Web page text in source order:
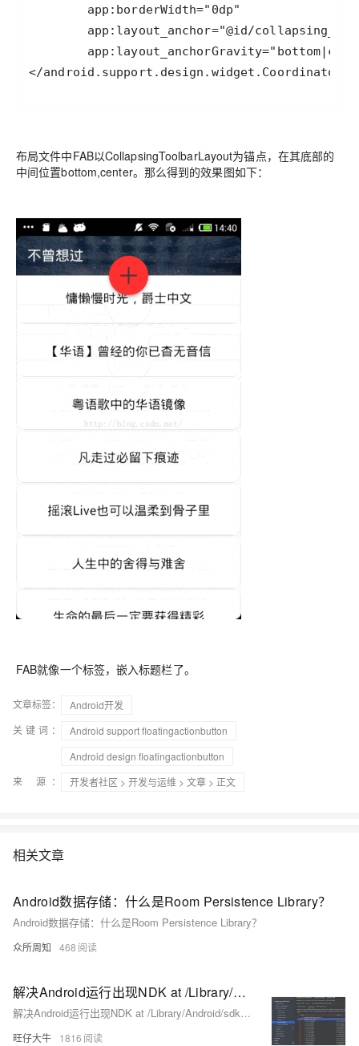
</
布局文件中FAB以CollapsingToolbarLayout为锚点，在其底部的
中间位置bottom,center。那么得到的效果图如下：
FAB就像一个标签，嵌入标题栏了。
文章标签：
Android开发
关键词：
Android support floatingactionbutton
Android design floatingactionbutton
来 源：
开发者社区 > 开发与运维 > 文章 > 正文
相关文章
Android数据存储：什么是Room Persistence Library？
Android数据存储：什么是Room Persistence Library？
众所周知 468
解决Android运行出现NDK at /Library/Android/sdk/ndk-bundle did not have a source.properties file
解决Android运行出现NDK at /Library/Android/sdk/ndk-bundle did not have a source.properties file
旺仔大牛 1816